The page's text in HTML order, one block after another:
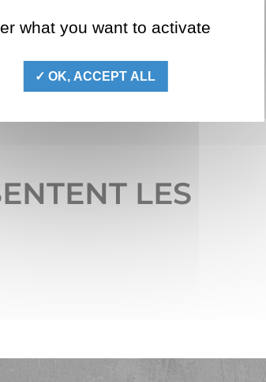
RECTO VERSO
LES
what you want to activate
OK, ACCEPT ALL